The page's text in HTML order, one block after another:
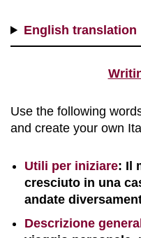
English translation
Use the following
and create your own
Utili per iniziare: Il
cresciuto in una
andate
Descrizione